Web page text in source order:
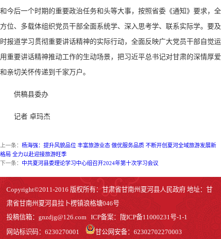
和今后一个时期的重要政治任务和头等大事，按照省委《通知》要求，全
方位、多载体组织党员干部全面系统学、深入思考学、联系实际学。要及
时报道学习贯彻重要讲话精神的实际行动，全面反映广大党员干部自觉运
用重要讲话精神推动工作的生动场景，把习近平总书记对甘肃的深情厚爱
和亲切关怀传递到千家万户。
供稿县委办
记者 卓玛杰
上一条： 杨海强：提升风貌品位 丰富旅游业态 做优服务品质 不断开创夏河全域旅游发展新
格局 全力以赴迎接旅游旺季
下一条： 中共夏河县委理论学习中心组召开2024年第十次学习会议
Copyright©2011-2016 版权所有：甘肃省甘南州夏河县人民政府 地址：甘
肃省甘南州夏河县拉卜楞镇浪格塘046号
投稿信箱：gnzdjg@126.com ICP备案： 陇ICP备11000231号-1-1
网站标识码：6230270001
甘公网安备：62302702270003